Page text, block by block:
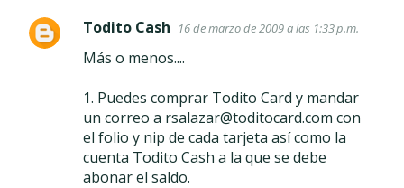
Todito Cash 16 de marzo de 2009 a las 1:33 p.m.
Más o menos....
1. Puedes comprar Todito Card y mandar
un correo a rsalazar@toditocard.com con
el folio y nip de cada tarjeta así como la
cuenta Todito Cash a la que se debe
abonar el saldo.